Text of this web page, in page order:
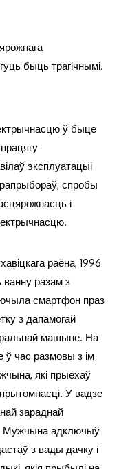
быць трагічнымі.
ў быце
эксплуатацыі
спробы
і
раёна, 1996
разам з
смартфон праз
з дапамогай
машыне. На
ў час размовы з ім
які прыехаў
У вадзе
зараднай
Мужчына адключыў
з вады дачку і